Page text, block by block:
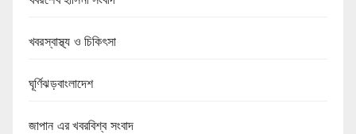
খবরস্বাস্থ্য ও চিকিৎসা
ঘূর্ণিঝড়বাংলাদেশ
জাপান এর খবরবিশ্ব সংবাদ